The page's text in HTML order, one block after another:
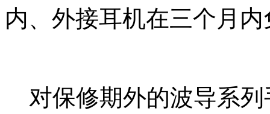
内、外接耳机在三个月
对保修期外的波导系列